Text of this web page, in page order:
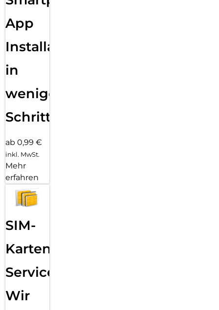
App
Installation
in
wenigen
Schritten
ab 0,99 €
inkl. MwSt.
Mehr
erfahren
SIM-
Karten
Service:
Wir